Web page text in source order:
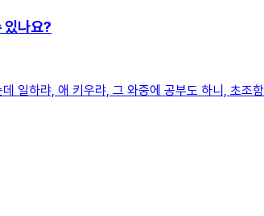
있나요?
일하랴, 애 키우랴, 그 와중에 공부도 하니, 초